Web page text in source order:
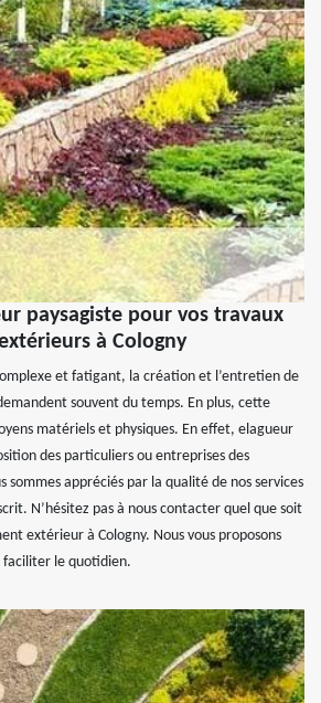
paysagiste pour vos travaux
à Cologny
et fatigant, la création et l’entretien de
souvent du temps. En plus, cette
matériels et physiques. En effet, elagueur
des particuliers ou entreprises des
sommes appréciés par la qualité de nos services
N’hésitez pas à nous contacter quel que soit
extérieur à Cologny. Nous vous proposons
faciliter le quotidien.